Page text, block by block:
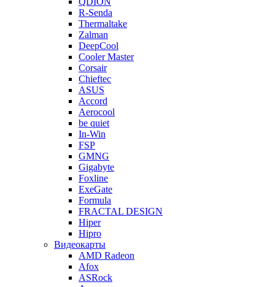
R-Senda
Thermaltake
Zalman
DeepCool
Cooler Master
Corsair
Chieftec
ASUS
Accord
Aerocool
be quiet
In-Win
FSP
GMNG
Gigabyte
Foxline
ExeGate
Formula
FRACTAL DESIGN
Hiper
Hipro
Видеокарты
AMD Radeon
Afox
ASRock